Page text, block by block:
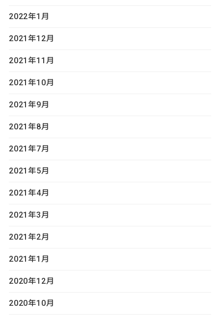
2022年1月
2021年12月
2021年11月
2021年10月
2021年9月
2021年8月
2021年7月
2021年5月
2021年4月
2021年3月
2021年2月
2021年1月
2020年12月
2020年10月